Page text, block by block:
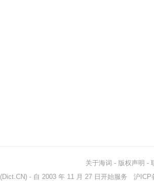
关于海词 - 版权声明 -
(Dict.CN) - 自 2003 年 11 月 27 日开始服务 沪ICP